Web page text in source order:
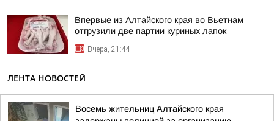
Впервые из Алтайского края во Вьетнам
отгрузили две партии куриных лапок
Вчера, 21:44
ЛЕНТА НОВОСТЕЙ
Восемь жительниц Алтайского края